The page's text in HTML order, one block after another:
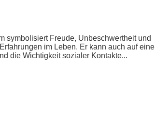
symbolisiert Freude, Unbeschwertheit und
im Leben. Er kann auch auf eine
die Wichtigkeit sozialer Kontakte...